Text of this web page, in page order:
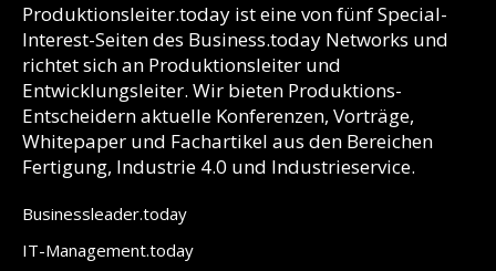
Produktionsleiter.today ist eine von fünf Special-
Interest-Seiten des Business.today Networks und
richtet sich an Produktionsleiter und
Entwicklungsleiter. Wir bieten Produktions-
Entscheidern aktuelle Konferenzen, Vorträge,
Whitepaper und Fachartikel aus den Bereichen
Fertigung, Industrie 4.0 und Industrieservice.
Businessleader.today
IT-Management.today